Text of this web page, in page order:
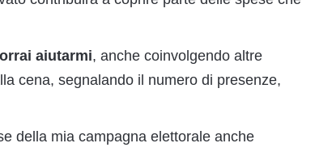
aiutarmi, anche coinvolgendo altre
cena, segnalando il numero di presenze,
della mia campagna elettorale anche